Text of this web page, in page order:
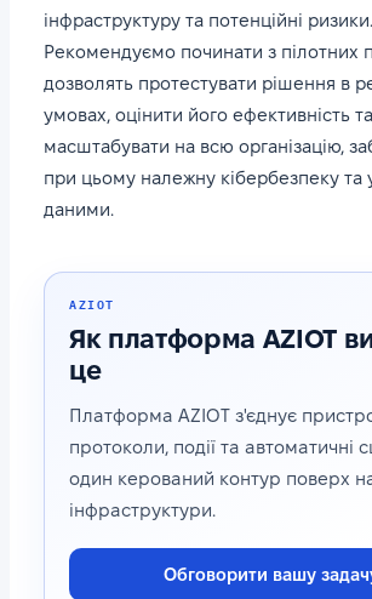
інфраструктуру та потенційні ризики.
Рекомендуємо починати з пілотних
дозволять протестувати рішення в
умовах, оцінити його ефективність
масштабувати на всю організацію,
при цьому належну кібербезпеку та
даними.
AZIOT
Як платформа AZIOT
це
Платформа AZIOT з'єднує
протоколи, події та автоматичні
один керований контур поверх
інфраструктури.
Обговорити вашу